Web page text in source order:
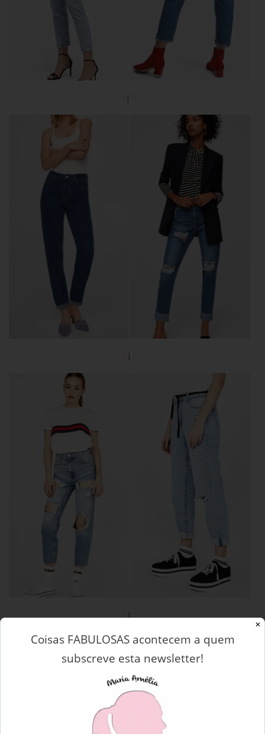
|
|
|
✕
Coisas FABULOSAS acontecem a quem
subscreve esta newsletter!